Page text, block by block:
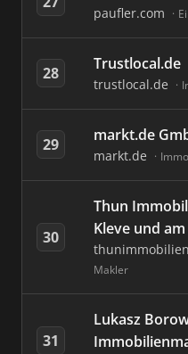
paufler.com
28 Trustlocal.de
trustlocal.de
29 markt.de
markt.de
30
Thun
Kleve und
Makler
31
Lukasz